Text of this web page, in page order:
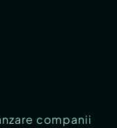
companii